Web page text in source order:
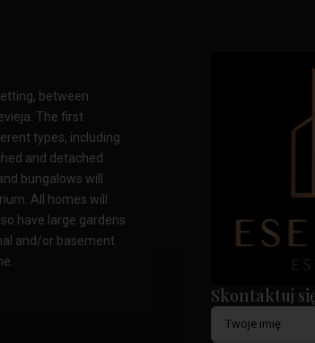
between
The first
types, including
and detached
bungalows will
All homes will
have large gardens
and/or basement
Skontaktuj